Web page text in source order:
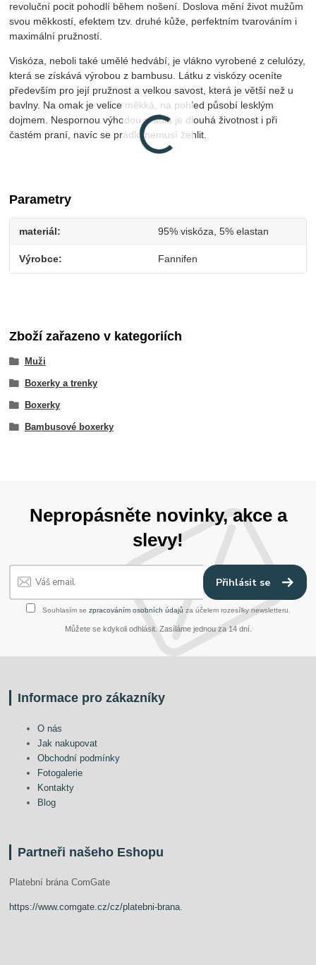
revoluční pocit pohodlí během nošení. Doslova mění život mužům
svou měkkostí, efektem tzv. druhé kůže, perfektním tvarováním i
maximální pružností.
Viskóza, neboli také umělé hedvábí, je vlákno vyrobené z celulózy,
která se získává výrobou z bambusu. Látku z viskózy oceníte
především pro její pružnost a velkou savost, která je větší než u
bavlny. Na omak je velice měkká, na pohled působí lesklým
dojmem. Nespornou výhodou prádla je dlouhá životnost i při
častém praní, navíc se prádlo nemusí žehlit.
Parametry
materiál 95% viskóza, 5% elastan
Výrobce Fannifen
Zboží zařazeno v kategoriích
Muži
Boxerky a trenky
Boxerky
Bambusové boxerky
Nepropásněte novinky, akce a
slevy!
Přihlásit se
Souhlasím se zpracováním osobních údajů za účelem rozesílky newsletteru.
Můžete se kdykoli odhlásit. Zasíláme jednou za 14 dní.
Informace pro zákazníky
O nás
Jak nakupovat
Obchodní podmínky
Fotogalerie
Kontakty
Blog
Partneři našeho Eshopu
Platební brána ComGate
https://www.comgate.cz/cz/platebni-brana.